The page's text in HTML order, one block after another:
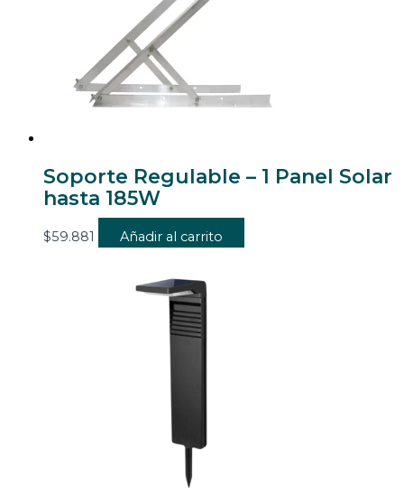
Soporte Regulable – 1 Panel Solar
hasta 185W
$59.881 Añadir al carrito